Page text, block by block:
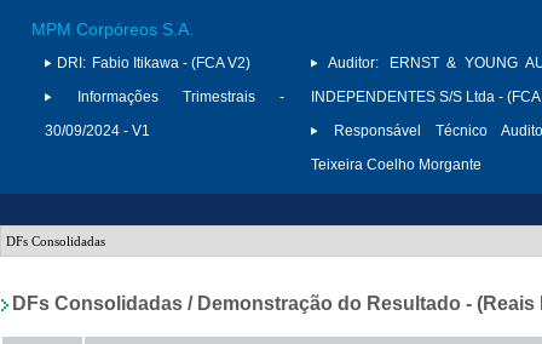
MPM Corpóreos S.A.
DRI: Fabio Itikawa - (FCA V2)
Informações Trimestrais -
30/09/2024 - V1
Auditor:
ERNST & YOUNG
INDEPENDENTES S/S Ltda -
Responsável Técnico
Teixeira Coelho Morgante